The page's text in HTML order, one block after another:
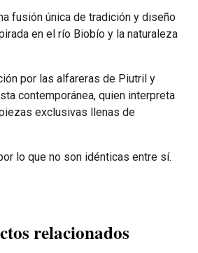
fusión única de tradición y diseño
en el río Biobío y la naturaleza
por las alfareras de Piutril y
contemporánea, quien interpreta
exclusivas llenas de
lo que no son idénticas entre sí.
relacionados